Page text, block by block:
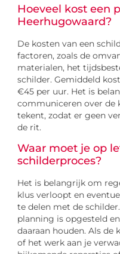
Hoeveel kost een
Heerhugowaard?
De kosten van een
factoren, zoals de
materialen, het
schilder. Gemiddeld
€45 per uur. Het is
communiceren over de
tekent, zodat er geen
de rit.
Waar moet je op
schilderproces?
Het is belangrijk om
klus verloopt en
te delen met de
planning is opgesteld
daaraan houden. Als
of het werk aan je